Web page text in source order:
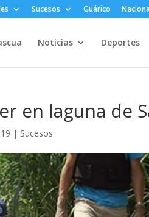
Sucesos Guárico
Noticias Deportes
en laguna de
| Sucesos